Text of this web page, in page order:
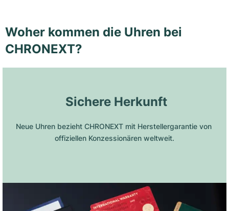
Woher kommen die Uhren bei
CHRONEXT?
Sichere Herkunft
Neue Uhren bezieht CHRONEXT mit Herstellergarantie von
offiziellen Konzessionären weltweit.